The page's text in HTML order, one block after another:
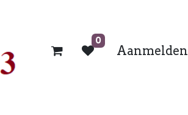
0
Aanmelden